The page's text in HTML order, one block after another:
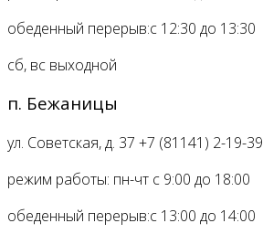
обеденный перерыв:с 12:30 до 13:30
сб, вс выходной
п. Бежаницы
ул. Советская, д. 37 +7 (81141) 2-19-39
режим работы: пн-чт с 9:00 до 18:00
обеденный перерыв:с 13:00 до 14:00